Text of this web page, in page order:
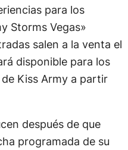
para los
Storms Vegas»
salen a la venta el
disponible para los
Kiss Army a partir
después de que
programada de su